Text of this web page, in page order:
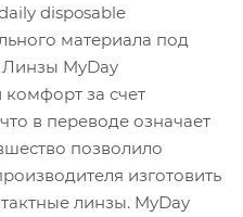
disposable
материала под
MyDay
за счет
в переводе означает
позволило
изготовить
линзы. MyDay